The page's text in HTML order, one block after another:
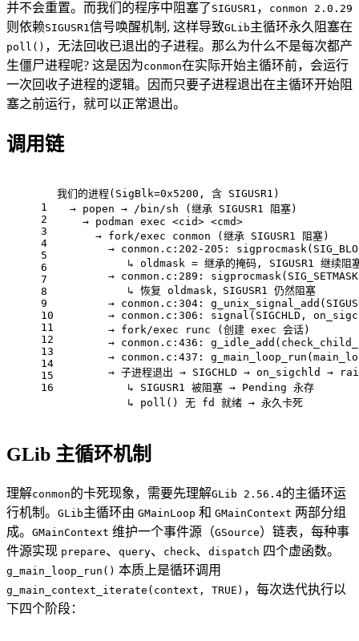
并不会重置。而我们的程序中阻塞了 SIGUSR1 ， conmon 2.0.29
则依赖SIGUSR1信号唤醒机制, 这样导致GLib主循环永久阻塞在
poll() ，无法回收已退出的子进程。那么为什么不是每次都产
生僵尸进程呢? 这是因为conmon在实际开始主循环前，会运行
一次回收子进程的逻辑。因而只要子进程退出在主循环开始阻
塞之前运行，就可以正常退出。
调用链
1
2
3
4
5
6
7
8
9
10
11
12
13
14
15
16
我们的进程(SigBlk=0x5200, 含 SIGUSR1)
  → popen → /bin/sh (继承 SIGUSR1 阻塞)
    → podman exec <cid> <cmd>
      → fork/exec conmon (继承 SIGUSR1 阻塞)
→ conmon.c:202-205:
↳ oldmask = 继承的掩码, SIGUSR1 继续阻
→ conmon.c:289:
           ↳ 恢复 oldmask，SIGUSR1 仍然阻塞
→ conmon.c:304:
→ conmon.c:306: signal(SIGCHLD,
        → fork/exec runc (创建 exec 会话)
→ conmon.c:436:
→ conmon.c:437:
→ 子进程退出 → SIGCHLD → on_sigchld →
           ↳ SIGUSR1 被阻塞 → Pending 永存
           ↳ poll() 无 fd 就绪 → 永久卡死
GLib 主循环机制
理解conmon的卡死现象，需要先理解GLib 2.56.4的主循环运
行机制。 GLib主循环由 GMainLoop 和 GMainContext 两部分组
成。 GMainContext 维护一个事件源（GSource）链表，每种事
件源实现 prepare、 query、 check、 dispatch 四个虚函数。
g_main_loop_run() 本质上是循环调用
g_main_context_iterate(context, TRUE) ，每次迭代执行以
下四个阶段：